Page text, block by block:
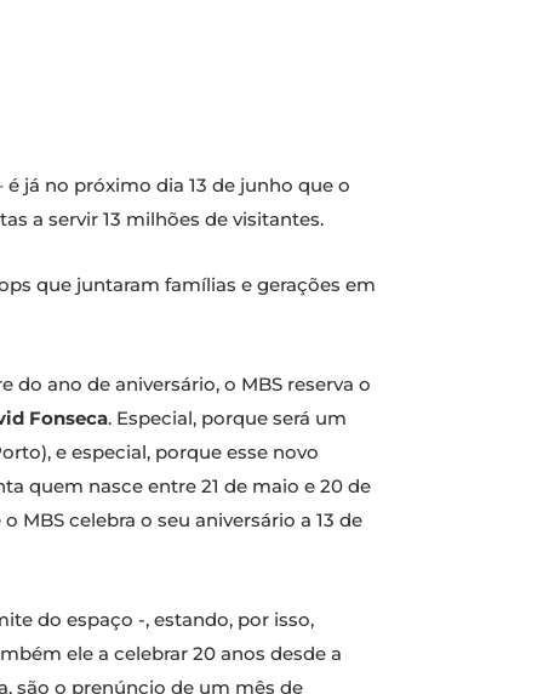
já no próximo dia 13 de junho que o
a servir 13 milhões de visitantes.
que juntaram famílias e gerações em
ano de aniversário, o MBS reserva o
Fonseca​. Especial, porque será um
e especial, porque esse novo
quem nasce entre 21 de maio e 20 de
MBS celebra o seu aniversário a 13 de
do espaço -, estando, por isso,
ele a celebrar ​20 anos desde a
são o prenúncio de um mês de